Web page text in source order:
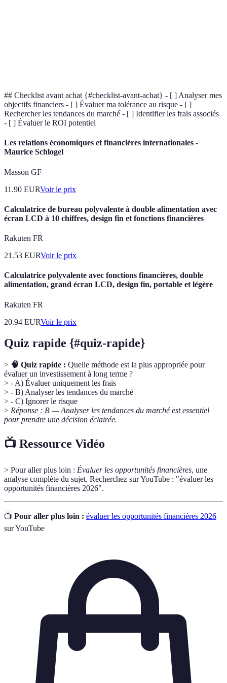
## Checklist avant achat {#checklist-avant-achat} - [ ] Analyser mes
objectifs financiers - [ ] Évaluer ma tolérance au risque - [ ]
Rechercher les tendances du marché - [ ] Identifier les frais associés
- [ ] Évaluer le ROI potentiel
Les relations économiques et financières internationales -
Maurice Schlogel
Masson GF
11.90 EURVoir le prix
Calculatrice de bureau polyvalente à double alimentation avec
écran LCD à 10 chiffres, design fin et fonctions financières
Rakuten FR
21.53 EURVoir le prix
Calculatrice polyvalente avec fonctions financières, double
alimentation, grand écran LCD, design fin, portable et légère
Rakuten FR
20.94 EURVoir le prix
Quiz rapide {#quiz-rapide}
> 🧠 Quiz rapide : Quelle méthode est la plus appropriée pour
évaluer un investissement à long terme ?
> - A) Évaluer uniquement les frais
> - B) Analyser les tendances du marché
> - C) Ignorer le risque
> Réponse : B — Analyser les tendances du marché est essentiel
pour prendre une décision éclairée.
📺 Ressource Vidéo
> Pour aller plus loin : Évaluer les opportunités financières, une
analyse complète du sujet. Recherchez sur YouTube : "évaluer les
opportunités financières 2026".
📺 Pour aller plus loin : évaluer les opportunités financières 2026
sur YouTube